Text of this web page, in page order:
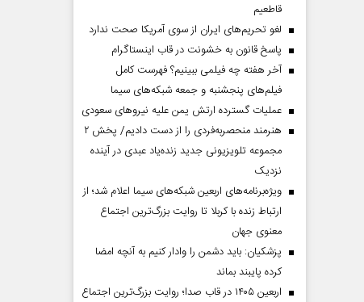
قاطعیم
لغو تحریم‌های ایران از سوی آمریکا صحت ندارد
پاسخ قانون به خشونت در قاب اینستاگرام
آخر هفته چه فیلمی ببینیم؟ فهرست کامل
فیلم‌های پنجشنبه و جمعه شبکه‌های سیما
عملیات گسترده ارتش یمن علیه نیروهای سعودی
هنرمند منحصر‌به‌فردی را از دست دادیم/ پخش ۲
مجموعه تلویزیونی جدید زنده‌یاد عبدی در آینده
نزدیک
ویژه‌برنامه‌های اربعین شبکه‌های سیما اعلام شد؛ از
ارتباط زنده با کربلا تا روایت بزرگ‌ترین اجتماع
معنوی جهان
پزشکیان: باید دشمن را وادار کنیم به آنچه امضا
کرده پایبند بماند
اربعین ۱۴۰۵ در قاب صدا؛ روایت بزرگ‌ترین اجتماع